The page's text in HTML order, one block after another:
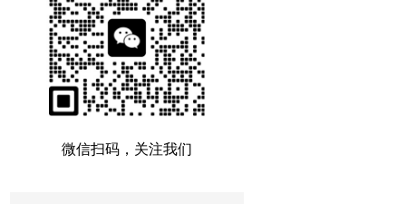
微信扫码，关注我们